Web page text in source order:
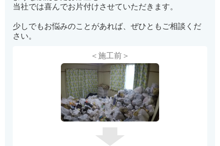
当社では喜んでお片付けさせていただきます。
少しでもお悩みのことがあれば、ぜひともご相談くだ
さい。
＜施工前＞